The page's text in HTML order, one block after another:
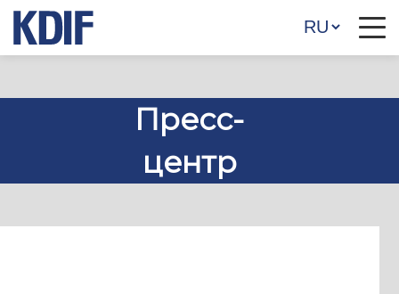
Пресс-
центр